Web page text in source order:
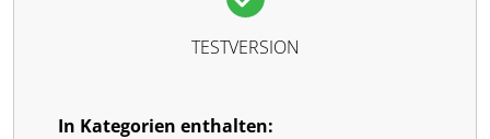
TESTVERSION
In Kategorien enthalten: